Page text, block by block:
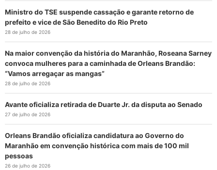
Ministro do TSE suspende cassação e garante retorno de
prefeito e vice de São Benedito do Rio Preto
28 de julho de 2026
Na maior convenção da história do Maranhão, Roseana Sarney
convoca mulheres para a caminhada de Orleans Brandão:
“Vamos arregaçar as mangas”
28 de julho de 2026
Avante oficializa retirada de Duarte Jr. da disputa ao Senado
27 de julho de 2026
Orleans Brandão oficializa candidatura ao Governo do
Maranhão em convenção histórica com mais de 100 mil
pessoas
26 de julho de 2026